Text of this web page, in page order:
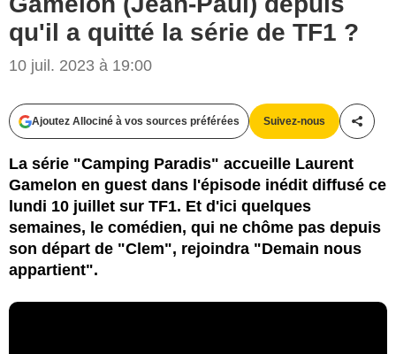
qu'il a quitté la série de TF1 ?
10 juil. 2023 à 19:00
Ajoutez Allociné à vos sources préférées Suivez-nous
La série "Camping Paradis" accueille Laurent
Gamelon en guest dans l'épisode inédit diffusé ce
lundi 10 juillet sur TF1. Et d'ici quelques
semaines, le comédien, qui ne chôme pas depuis
son départ de "Clem", rejoindra "Demain nous
appartient".